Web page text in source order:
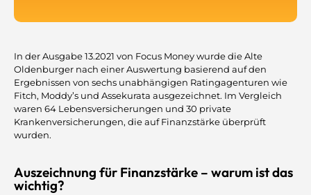
In der Ausgabe 13.2021 von Focus Money wurde die Alte
Oldenburger nach einer Auswertung basierend auf den
Ergebnissen von sechs unabhängigen Ratingagenturen wie
Fitch, Moddy’s und Assekurata ausgezeichnet. Im Vergleich
waren 64 Lebensversicherungen und 30 private
Krankenversicherungen, die auf Finanzstärke überprüft
wurden.
Auszeichnung für Finanzstärke – warum ist das
wichtig?